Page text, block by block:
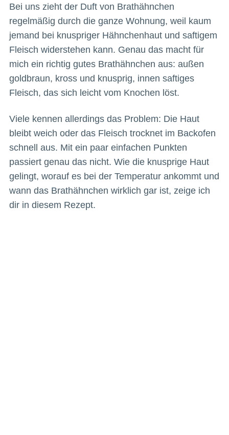
Bei uns zieht der Duft von Brathähnchen
regelmäßig durch die ganze Wohnung, weil kaum
jemand bei knuspriger Hähnchenhaut und saftigem
Fleisch widerstehen kann. Genau das macht für
mich ein richtig gutes Brathähnchen aus: außen
goldbraun, kross und knusprig, innen saftiges
Fleisch, das sich leicht vom Knochen löst.
Viele kennen allerdings das Problem: Die Haut
bleibt weich oder das Fleisch trocknet im Backofen
schnell aus. Mit ein paar einfachen Punkten
passiert genau das nicht. Wie die knusprige Haut
gelingt, worauf es bei der Temperatur ankommt und
wann das Brathähnchen wirklich gar ist, zeige ich
dir in diesem Rezept.